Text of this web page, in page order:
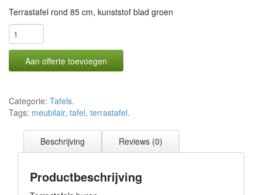
Terrastafel rond 85 cm, kunststof blad groen
Aan offerte toevoegen
Categorie: Tafels.
Tags: meubilair, tafel, terrastafel.
Beschrijving Reviews (0)
Productbeschrijving